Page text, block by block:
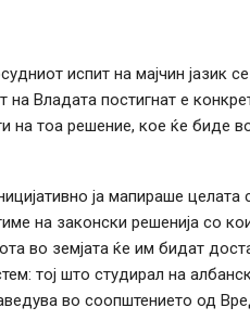
испит на мајчин јазик
Владата постигнат е
на тоа решение, кое ќе биде
ја мапираше целата
на законски решенија со
во земјата ќе им бидат
тој што студирал на
во соопштението од